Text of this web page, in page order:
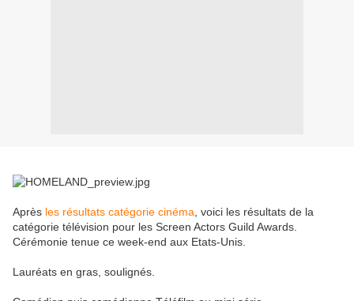
Après les résultats catégorie cinéma , voici les résultats de la
catégorie télévision pour les Screen Actors Guild Awards.
Cérémonie tenue ce week-end aux Etats-Unis.
Lauréats en gras, soulignés.